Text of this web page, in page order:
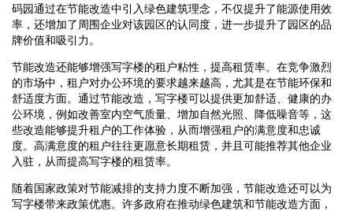
码园通过在节能改造中引入绿色建筑理念，不仅提升了能源使用效
率，还增加了周围企业对该园区的认同度，进一步提升了园区的品
牌价值和吸引力。
节能改造还能够增强写字楼的租户粘性，提高租赁率。在竞争激烈
的市场中，租户对办公环境的要求越来越高，尤其是在节能环保和
舒适度方面。通过节能改造，写字楼可以提供更加舒适、健康的办
公环境，例如改善室内空气质量、增加自然光照、降低噪音等，这
些改造能够提升租户的工作体验，从而增强租户的满意度和忠诚
度。高满意度的租户往往更愿意长期租赁，并且可能推荐其他企业
入驻，从而提高写字楼的租赁率。
随着国家政策对节能减排的支持力度不断加强，节能改造还可以为
写字楼带来政策优惠。许多政府在推动绿色建筑和节能改造方面，